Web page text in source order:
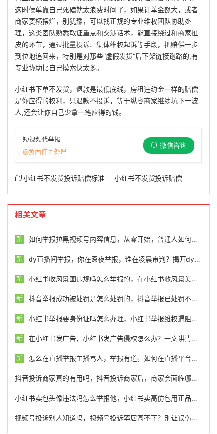
这时候单靠自己死磕就太浪费时间了，如果订单金额大，或者
商家耍横摆烂，别犹豫，可以找正规的专业维权团队协助处
理，这类团队熟悉取证重点和交涉话术，能直接绕过和商家扯
皮的环节，通过批量投诉、集体维权起诉等手段，把赔偿一步
到位地追回来，特别是对那些“虚假发货”后下架链接跑路的,有
专业协助比自己摸索快太多。
小红书下单不发货，退款是最低底线，房租违约金一样的赔偿
是你应得的权利，只退款不投诉，等于纵容商家继续坑下一波
人,还会让你自己少拿一笔应得的钱。
短视频代举报
@负面作品处理
微信咨询
小红书不发货投诉赔偿标准 小红书不发货投诉赔偿
相关文章
新 如何举报拉黑视频号内容信息，从零开始，普通人如何有效举报并拉黑违规视频号内容
新 dy直播间举报，你在深夜举报，谁在凌晨审判？揭开dy举报区背后的隐秘江湖
新 小红书收风景图违规吗怎么举报的，在小红书收风景美图，小心踩中违规红线！手把手教你如何举报
新 抖音举报成功被处罚是怎么处罚的，抖音举报已处罚不等于封号，警惕灰色服务陷阱
新 小红书举报要身份证吗怎么办理，小红书举报维权遇阻，被要求传身份证怎么办？一文说清
新 在小红书发广告，小红书发广告侵权怎么办？一文讲清界限与举报攻略
新 怎么在直播举报主播骂人，举报有道，如何在直播平台上理性维权，守护清朗空间
抖音投诉商家真的有用吗，抖音投诉商家后，商家会面临哪些严重后果？资深运营团队为你深度解析
小红书卖包头像违法吗怎么举报他，小红书卖高仿包用正品图做头像？违法风险与举报指南
视频号投诉别人知道吗，视频号投诉率居高不下？别让误伤拖垮你的生意